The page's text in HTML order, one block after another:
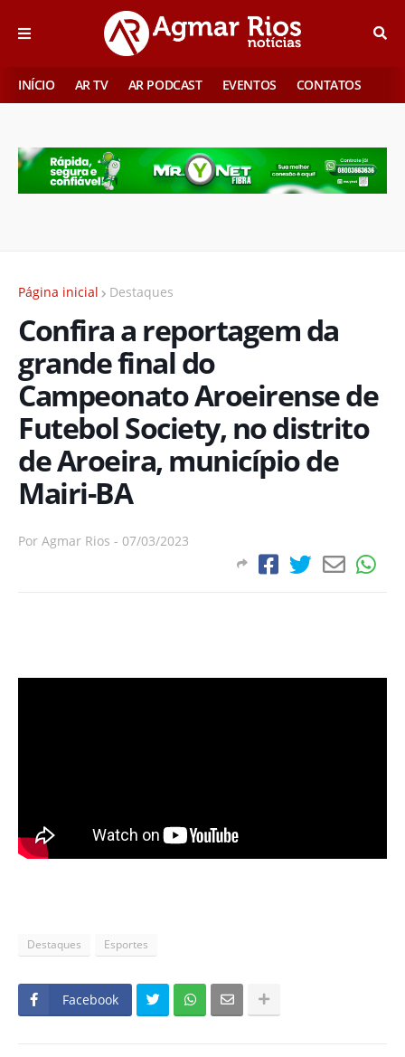
INÍCIO AR TV AR PODCAST EVENTOS CONTATOS
Página inicial Destaques
Confira a reportagem da
grande final do
Campeonato Aroeirense de
Futebol Society, no distrito
de Aroeira, município de
Mairi-BA
Por Agmar Rios - 07/03/2023
Destaques Esportes
Facebook